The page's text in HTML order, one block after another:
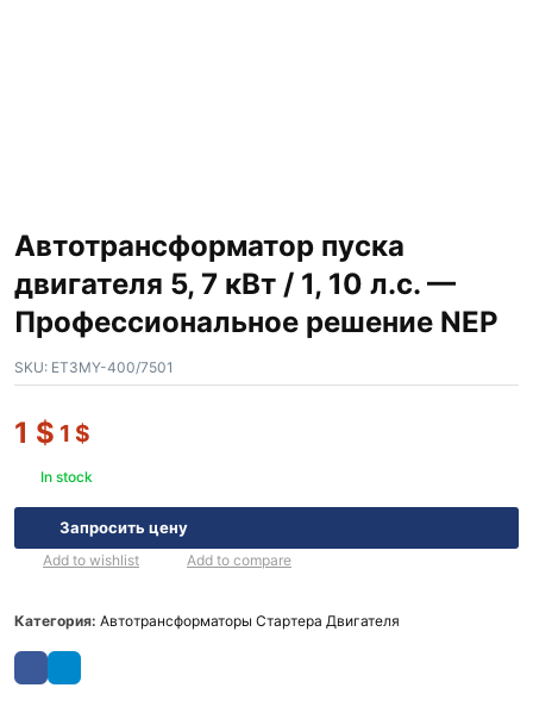
Автотрансформатор пуска
двигателя 5, 7 кВт / 1, 10 л.с. —
Профессиональное решение NEP
SKU: ET3MY-400/7501
1 $ 1 $
In stock
Запросить цену
Add to wishlist Add to compare
Категория: Автотрансформаторы Стартера Двигателя